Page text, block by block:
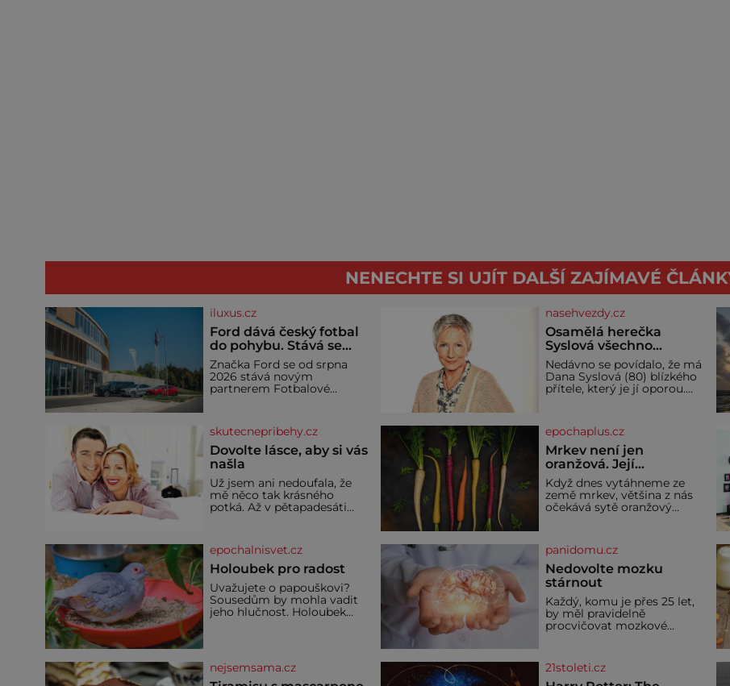
NENECHTE SI UJÍT DALŠÍ ZAJÍMAVÉ
iluxus.cz
Ford dává český fotbal
do pohybu. Stává se
novým partnerem
FAČR
Značka Ford se od srpna
2026 stává novým
partnerem Fotbalové
zajistí mobilitu asociace,
reprezentačních týmů i
českého fotbalu v
regionech. Partner
nasehvezdy.cz
Osamělá herečka
Syslová všechno
vzdala?
Nedávno se povídalo, že má
Dana Syslová (80) blízkého
přítele, který je jí oporou.
čím dál častěji mluví o
svém odchodu. Dohnala ji
snad samota? Půs
skutecnepribehy.cz
Dovolte lásce, aby si vás
našla
Už jsem ani nedoufala, že
mě něco tak krásného
potká. Až v pětapadesáti
vdávala, když mi bylo
dvacet. Oba jsme byli mladí
a byl to tak říkajíc sňatek z
rozumu. Rodiče nás dali
dohromady, Toník byl dobře
zaopatřený mladý muž.
Manželství nám oběma
epochaplus.cz
Mrkev není jen
oranžová. Její
neuvěřitelný příběh
začíná fialovou barvou
Když dnes vytáhneme ze
země mrkev, většina z nás
očekává sytě oranžový
možné, jen ne oranžová. Je
fialová, žlutá, bílá, někdy
dokonce téměř černá. Až
díky stovkám let pečlivého
šlechtění se z ní stává
zelenina, bez které si českou
zahradu ani nedokážeme
představit. Její příběh je
epochalnisvet.cz
Holoubek pro radost
Uvažujete o papouškovi?
Sousedům by mohla vadit
jeho hlučnost. Holoubek
se i pro chovatele
začátečníky. Jedná se o
panidomu.cz
Nedovolte mozku
stárnout
Každý, komu je přes 25 let,
by měl pravidelně
procvičovat mozkové
paměť. Možná máte
problém vzpomenout si na
nejsemsama.cz 21stoleti.cz